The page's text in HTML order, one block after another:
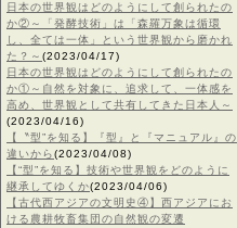
日本の世界観はどのようにして創られたの
か②～「発酵技術」は「森羅万象は循環
し、全ては一体」という世界観から磨かれ
た？～ (2023/04/17)
日本の世界観はどのようにして創られたの
か①～自然を対象に、追求して、一体感を
高め、世界観として共有してきた日本人～
(2023/04/16)
【〝型”を知る】『型』と『マニュアル』の
違いから(2023/04/08)
【“型”を知る】技術や世界観をどのように
継承してゆくか(2023/04/06)
【古代西アジアの文明史④】西アジアにお
ける農耕牧畜集団の自然観の変遷